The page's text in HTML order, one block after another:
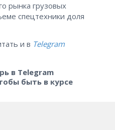
рынка грузовых
спецтехники доля
и в Telegram
в Telegram
быть в курсе